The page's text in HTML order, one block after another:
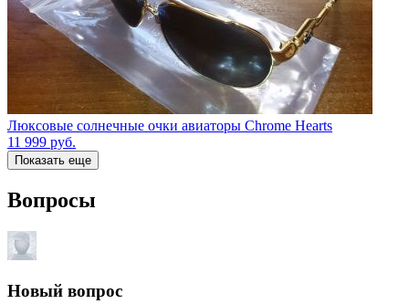
Люксовые солнечные очки авиаторы Chrome Hearts
11 999 руб.
Показать еще
Вопросы
Новый вопрос